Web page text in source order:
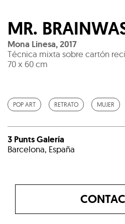
MR.
Mona Linesa,2017
Técnica mixta sobre cartón
70 x 60 cm
POP ART RETRATO MUJER
3 Punts Galería
Barcelona, España